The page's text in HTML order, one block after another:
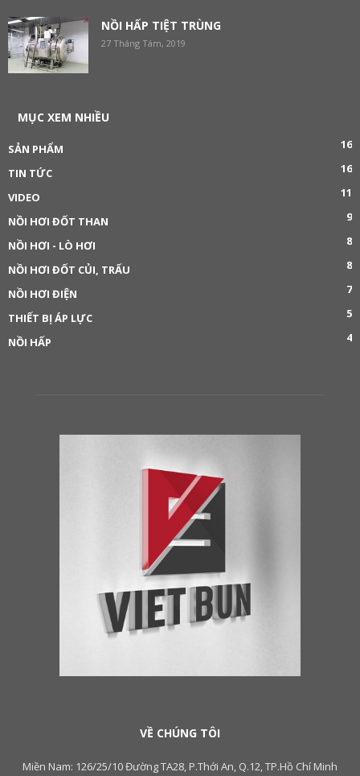
NỒI HẤP TIỆT TRÙNG
27 Tháng Tám, 2019
MỤC XEM NHIỀU
SẢN PHẨM
16
TIN TỨC
16
VIDEO
11
NỒI HƠI ĐỐT THAN
9
NỒI HƠI - LÒ HƠI
8
NỒI HƠI ĐỐT CỦI, TRẤU
8
NỒI HƠI ĐIỆN
7
THIẾT BỊ ÁP LỰC
5
NỒI HẤP
4
VỀ CHÚNG TÔI
Miền Nam: 126/25/10 Đường TA28, P.Thới An, Q.12, TP.Hồ Chí Minh